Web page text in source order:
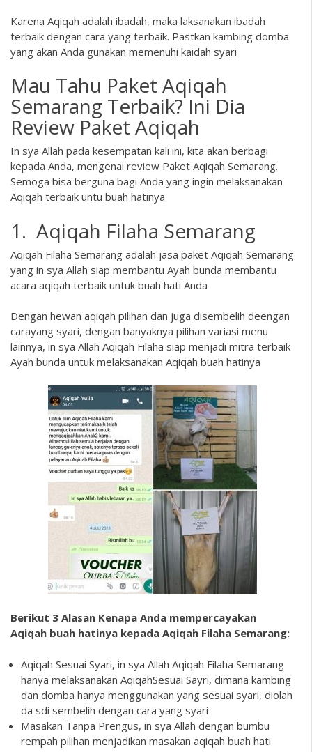
Karena Aqiqah adalah ibadah, maka laksanakan ibadah
terbaik dengan cara yang terbaik. Pastkan kambing domba
yang akan Anda gunakan memenuhi kaidah syari
Mau Tahu Paket Aqiqah
Semarang Terbaik? Ini Dia
Review Paket Aqiqah
In sya Allah pada kesempatan kali ini, kita akan berbagi
kepada Anda, mengenai review Paket Aqiqah Semarang.
Semoga bisa berguna bagi Anda yang ingin melaksanakan
Aqiqah terbaik untu buah hatinya
1. Aqiqah Filaha Semarang
Aqiqah Filaha Semarang adalah jasa paket Aqiqah Semarang
yang in sya Allah siap membantu Ayah bunda membantu
acara aqiqah terbaik untuk buah hati Anda
Dengan hewan aqiqah pilihan dan juga disembelih deengan
carayang syari, dengan banyaknya pilihan variasi menu
lainnya, in sya Allah Aqiqah Filaha siap menjadi mitra terbaik
Ayah bunda untuk melaksanakan Aqiqah buah hatinya
Berikut 3 Alasan Kenapa Anda mempercayakan
Aqiqah buah hatinya kepada Aqiqah Filaha Semarang:
Aqiqah Sesuai Syari, in sya Allah Aqiqah Filaha Semarang
hanya melaksanakan AqiqahSesuai Sayri, dimana kambing
dan domba hanya menggunakan yang sesuai syari, diolah
da sdi sembelih dengan cara yang syari
Masakan Tanpa Prengus, in sya Allah dengan bumbu
rempah pilihan menjadikan masakan aqiqah buah hati